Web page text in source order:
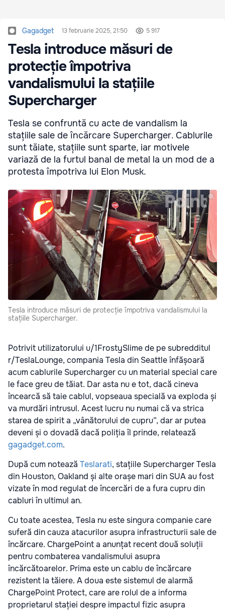
Gagadget 13 februarie 2025, 21:50 5 917
Tesla introduce măsuri de
protecție împotriva
vandalismului la stațiile
Supercharger
Tesla se confruntă cu acte de vandalism la
stațiile sale de încărcare Supercharger. Cablurile
sunt tăiate, stațiile sunt sparte, iar motivele
variază de la furtul banal de metal la un mod de a
protesta împotriva lui Elon Musk.
Tesla introduce măsuri de protecție împotriva vandalismului la
stațiile Supercharger.
Potrivit utilizatorului u/1FrostySlime de pe subredditul
r/TeslaLounge, compania Tesla din Seattle înfășoară
acum cablurile Supercharger cu un material special care
le face greu de tăiat. Dar asta nu e tot, dacă cineva
încearcă să taie cablul, vopseaua specială va exploda și
va murdări intrusul. Acest lucru nu numai că va strica
starea de spirit a „vânătorului de cupru”, dar ar putea
deveni și o dovadă dacă poliția îl prinde, relatează
gagadget.com.
După cum notează Teslarati, stațiile Supercharger Tesla
din Houston, Oakland și alte orașe mari din SUA au fost
vizate în mod regulat de încercări de a fura cupru din
cabluri în ultimul an.
Cu toate acestea, Tesla nu este singura companie care
suferă din cauza atacurilor asupra infrastructurii sale de
încărcare. ChargePoint a anunțat recent două soluții
pentru combaterea vandalismului asupra
încărcătoarelor. Prima este un cablu de încărcare
rezistent la tăiere. A doua este sistemul de alarmă
ChargePoint Protect, care are rolul de a informa
proprietarul stației despre impactul fizic asupra